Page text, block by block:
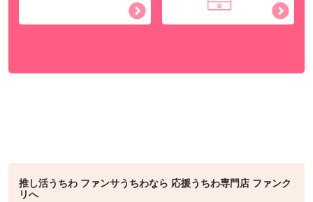
推し活うちわ ファンサうちわなら 応援うちわ専門店 ファンク
リへ